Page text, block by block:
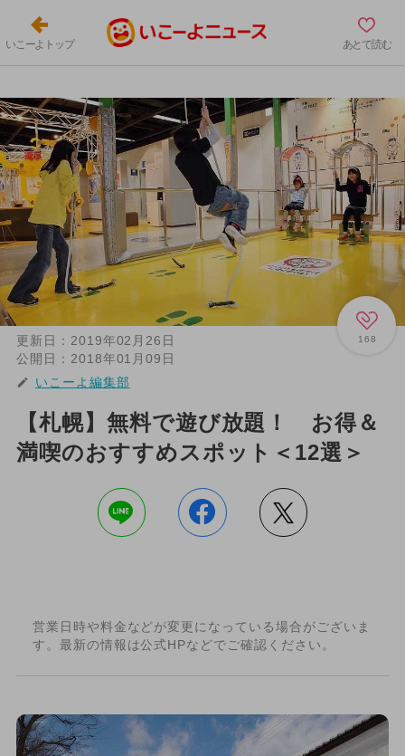
いこーよトップ あとで読む
168
更新日： 2019年02月26日
公開日： 2018年01月09日
いこーよ編集部
【札幌】無料で遊び放題！ お得＆
満喫のおすすめスポット＜12選＞
営業日時や料金などが変更になっている場合がございま
す。最新の情報は公式HPなどでご確認ください。